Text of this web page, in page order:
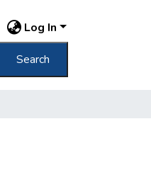
Log In
Search